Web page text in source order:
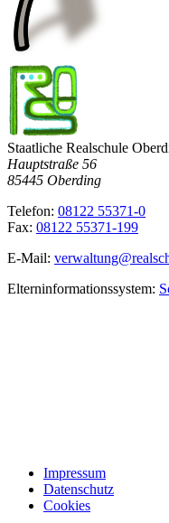
Staatliche Realschule
Hauptstraße 56
85445 Oberding
Telefon: 08122 55371-0
Fax: 08122 55371-199
E-Mail:
Elterninformations­system:
Impressum
Datenschutz
Cookies